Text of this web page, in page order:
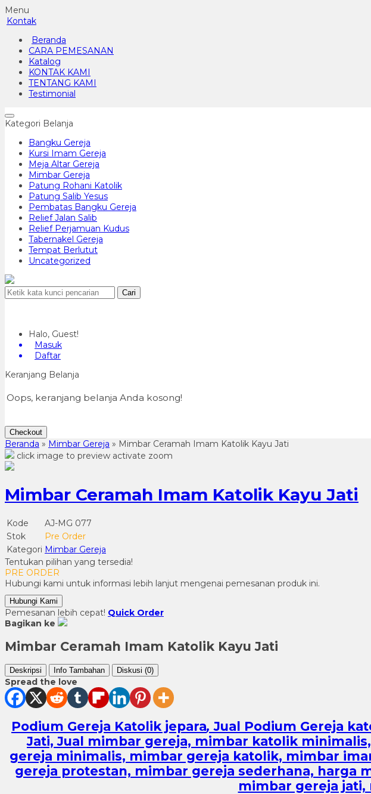
Menu
Kontak
Beranda
CARA PEMESANAN
Katalog
KONTAK KAMI
TENTANG KAMI
Testimonial
Kategori Belanja
Bangku Gereja
Kursi Imam Gereja
Meja Altar Gereja
Mimbar Gereja
Patung Rohani Katolik
Patung Salib Yesus
Pembatas Bangku Gereja
Relief Jalan Salib
Relief Perjamuan Kudus
Tabernakel Gereja
Tempat Berlutut
Uncategorized
Cari
Halo, Guest!
Masuk
Daftar
Keranjang Belanja
Oops, keranjang belanja Anda kosong!
Checkout
Beranda » Mimbar Gereja » Mimbar Ceramah Imam Katolik Kayu Jati
click image to preview activate zoom
Mimbar Ceramah Imam Katolik Kayu Jati
Kode
AJ-MG 077
Stok
Pre Order
Kategori Mimbar Gereja
Tentukan pilihan yang tersedia!
PRE ORDER
Hubungi kami untuk informasi lebih lanjut mengenai pemesanan produk ini.
Hubungi Kami
Pemesanan lebih cepat! Quick Order
Bagikan ke
Mimbar Ceramah Imam Katolik Kayu Jati
Deskripsi Info Tambahan Diskusi (0)
Spread the love
Podium Gereja Katolik jepara,Jual Podium Gereja
Jati, Jual mimbar gereja, mimbar katolik
gereja minimalis, mimbar gereja katolik, mimbar
gereja protestan, mimbar gereja sederhana, harga
mimbar gereja